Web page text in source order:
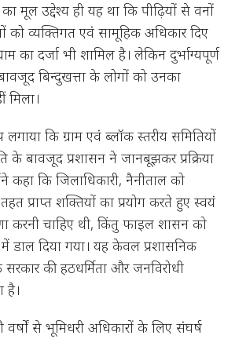
मूल उद्देश्य ही यह था कि पीढ़ियों से वनों
को व्यक्तिगत एवं सामूहिक अधिकार दिए
का दर्जा भी शामिल है। लेकिन दुर्भाग्यपूर्ण
बिन्दुखत्ता के लोगों को उनका
लगाया कि ग्राम एवं ब्लॉक स्तरीय समितियों
के बावजूद प्रशासन ने जानबूझकर प्रक्रिया
कहा कि जिलाधिकारी, नैनीताल को
प्राप्त शक्तियों का प्रयोग करते हुए स्वयं
करनी चाहिए थी, किंतु फाइल शासन को
दिया गया। यह केवल प्रशासनिक
की हठधर्मिता और जनविरोधी
है।
वर्षों से भूमिधरी अधिकारों के लिए संघर्ष